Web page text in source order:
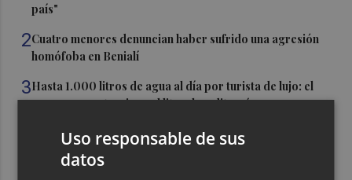
país"
2Cuatro menores denuncian haber sufrido una agresión
homófoba en Benialí
3Hasta 1.000 litros de agua al día por turista de lujo: el
consumo que tensiona el litoral mediterráneo
TSMC elevó un 37% sus ventas hasta julio
Uso responsable de sus
datos